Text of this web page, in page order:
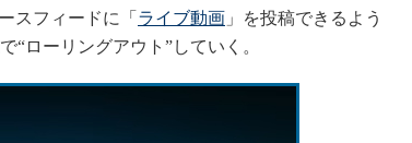
スフィードに「 ライブ動画 」を投稿できるよう
“ローリングアウト”していく。